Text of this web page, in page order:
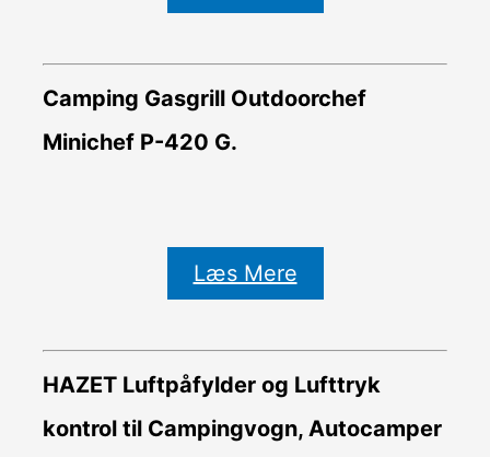
Camping Gasgrill Outdoorchef
Minichef P-420 G.
Læs Mere
HAZET Luftpåfylder og Lufttryk
kontrol til Campingvogn, Autocamper